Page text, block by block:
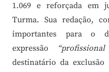
1.069 e reforçada em
Turma. Sua redação,
importantes para o
expressão
destinatário da